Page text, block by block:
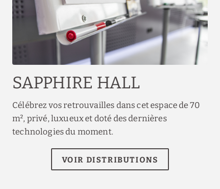
SAPPHIRE HALL
Célébrez vos retrouvailles dans cet espace de 70
m², privé, luxueux et doté des dernières
technologies du moment.
VOIR DISTRIBUTIONS